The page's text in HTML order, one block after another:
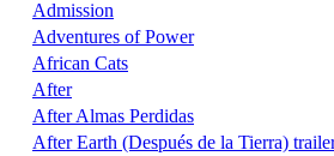
Admission
Adventures of Power
African Cats
After
After Almas Perdidas
After Earth (Después de la Tierra)